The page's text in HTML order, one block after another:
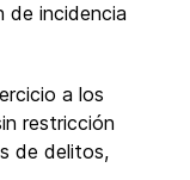
de incidencia
a los
restricción
de delitos,